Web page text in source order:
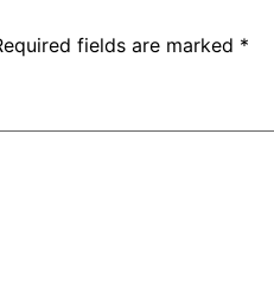
fields are marked *